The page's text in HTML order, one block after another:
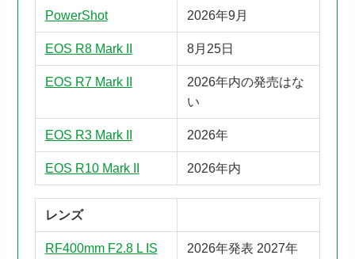
PowerShot 2026年9月
EOS R8 Mark II 8月25日
EOS R7 Mark II
2026年内の発売はな
い
EOS R3 Mark II 2026年
EOS R10 Mark II 2026年内
レンズ
RF400mm F2.8 L IS
2026年発表 2027年